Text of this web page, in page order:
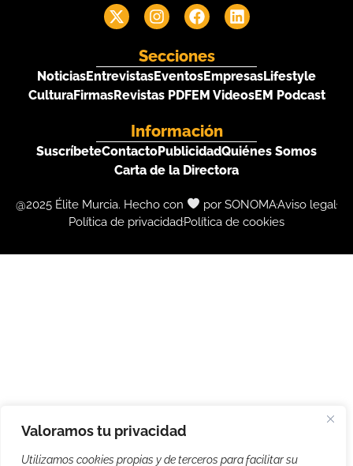
Valoramos tu privacidad
Utilizamos cookies propias y de terceros para facilitar su
Secciones
NoticiasEntrevistasEventosEmpresasLifestyle
CulturaFirmasRevistas PDFEM VideosEM Podcast
Información
SuscríbeteContactoPublicidadQuiénes Somos
Carta de la Directora
@2025 Élite Murcia. Hecho con por SONOMAAviso legal
Política de privacidadPolítica de cookies